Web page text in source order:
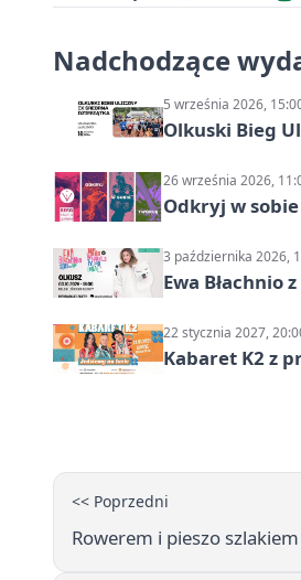
Nadchodzące
5 września 2026,
Olkuski Bieg
26 września 2026,
Odkryj w sobie
3 października 2026,
Ewa Błachnio
22 stycznia 2027,
Kabaret K2 z
<< Poprzedni
Rowerem i pieszo